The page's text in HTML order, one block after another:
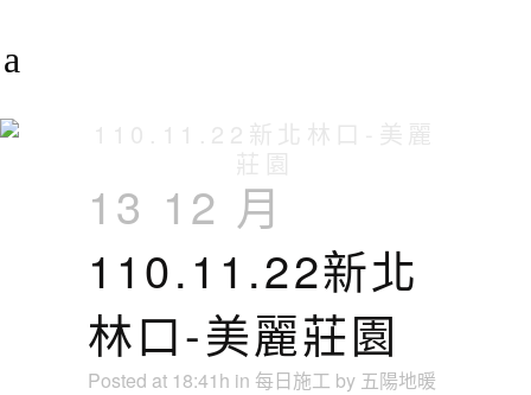
13 12 月
110.11.22新北
林口-美麗莊園
Posted at 18:41h in 每日施工 by 五陽地暖